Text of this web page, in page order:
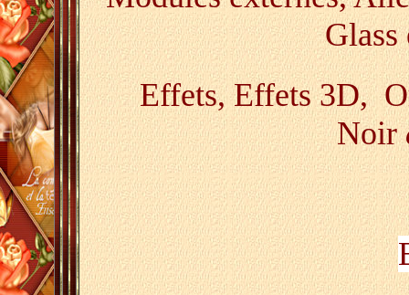
Effets, Effets 3D,
Noir